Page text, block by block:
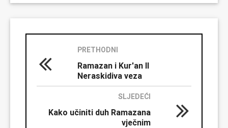
PRETHODNI
Ramazan i Kur'an II
Neraskidiva veza
SLJEDEĆI
Kako učiniti duh Ramazana
vječnim